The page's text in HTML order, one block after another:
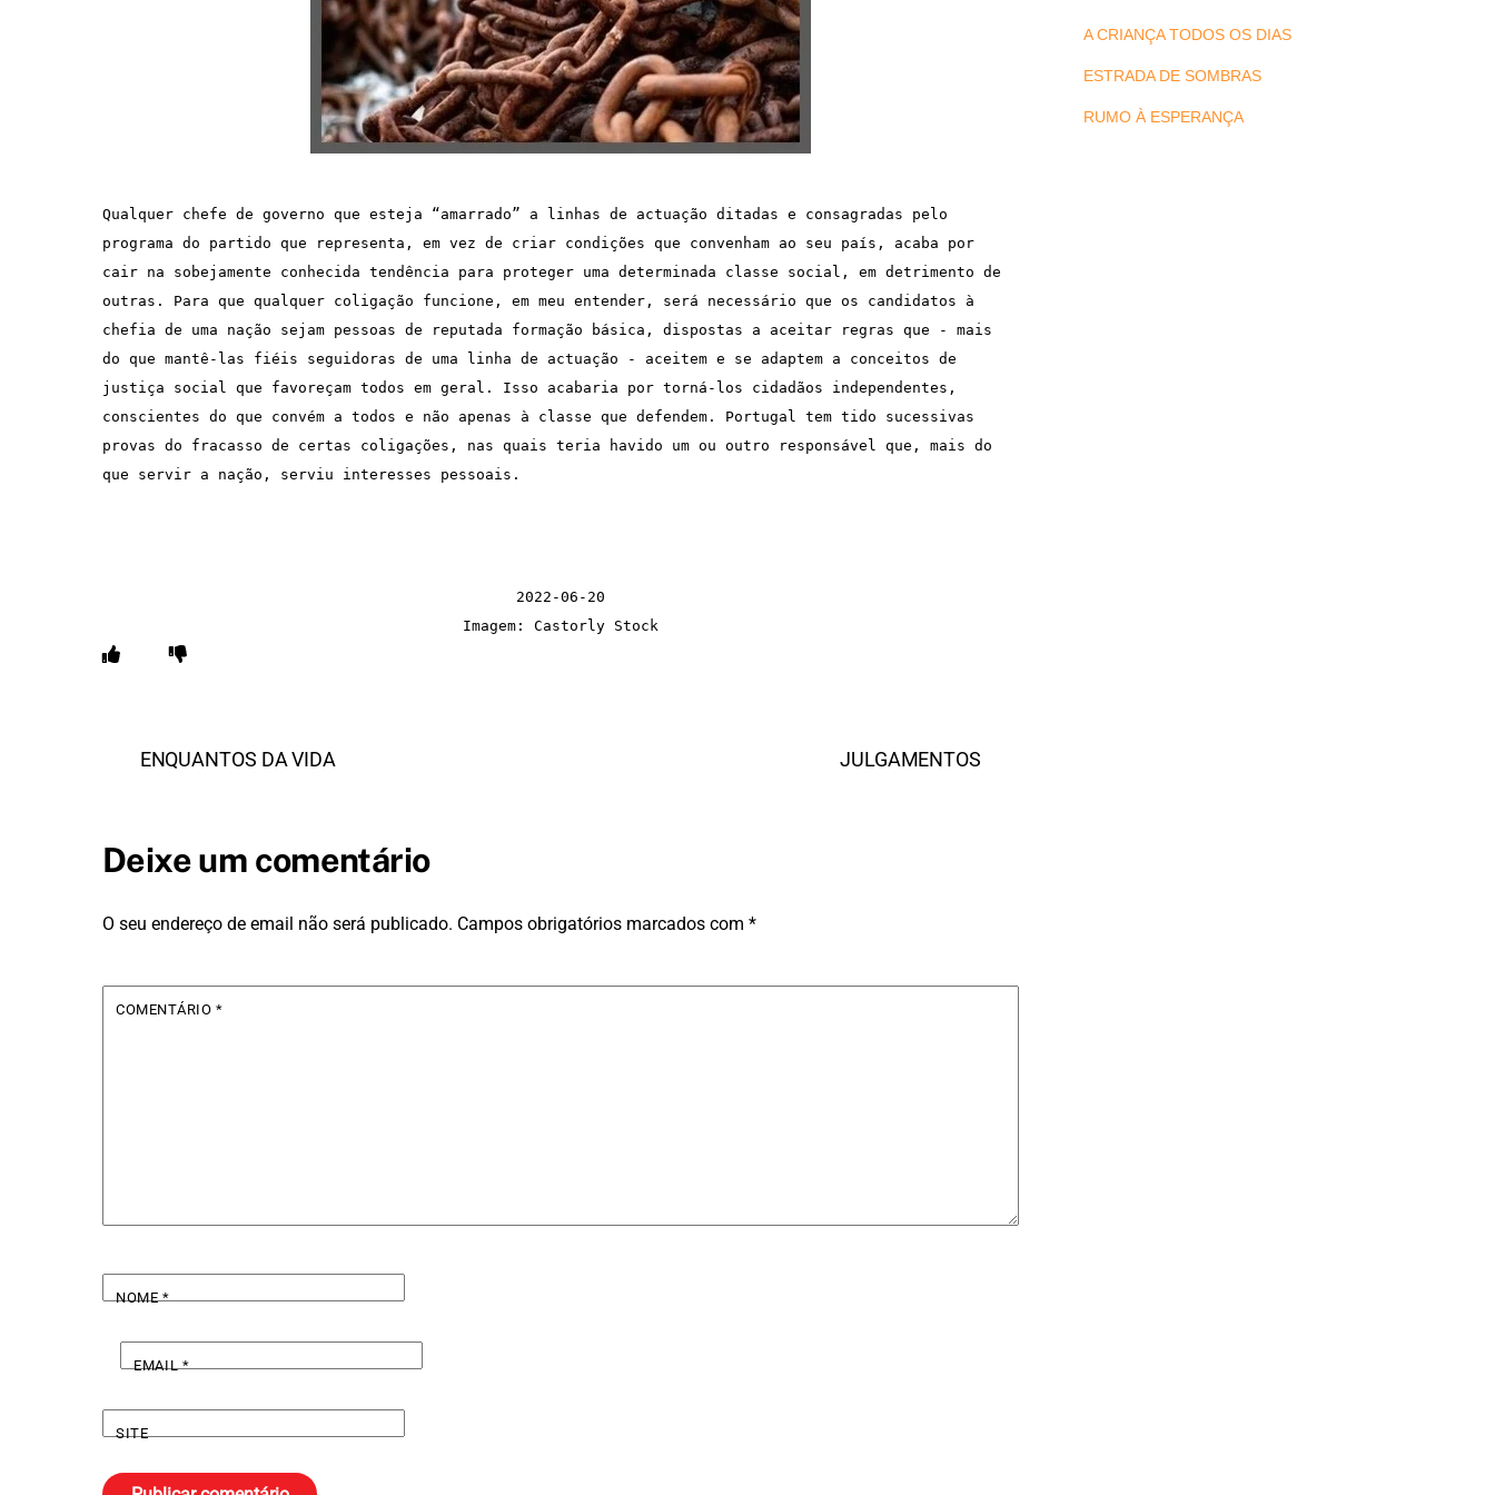
Qualquer chefe de governo que esteja “amarrado” a linhas de actuação ditadas e consagradas pelo
programa do partido que representa, em vez de criar condições que convenham ao seu país, acaba por
cair na sobejamente conhecida tendência para proteger uma determinada classe social, em detrimento de
outras. Para que qualquer coligação funcione, em meu entender, será necessário que os candidatos à
chefia de uma nação sejam pessoas de reputada formação básica, dispostas a aceitar regras que - mais
do que mantê-las fiéis seguidoras de uma linha de actuação - aceitem e se adaptem a conceitos de
justiça social que favoreçam todos em geral. Isso acabaria por torná-los cidadãos independentes,
conscientes do que convém a todos e não apenas à classe que defendem. Portugal tem tido sucessivas
provas do fracasso de certas coligações, nas quais teria havido um ou outro responsável que, mais do
que servir a nação, serviu interesses pessoais.
2022-06-20
Imagem: Castorly Stock
ENQUANTOS DA VIDA JULGAMENTOS
Deixe um comentário
O seu endereço de email não será publicado. Campos obrigatórios marcados com *
COMENTÁRIO *
NOME*
EMAIL*
SITE
A CRIANÇA TODOS OS DIAS
ESTRADA DE SOMBRAS
RUMO À ESPERANÇA